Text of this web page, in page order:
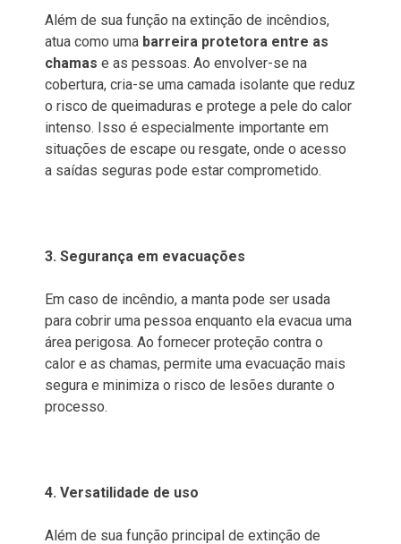
Além de sua função na extinção de incêndios,
atua como uma barreira protetora entre as
chamas e as pessoas. Ao envolver-se na
cobertura, cria-se uma camada isolante que reduz
o risco de queimaduras e protege a pele do calor
intenso. Isso é especialmente importante em
situações de escape ou resgate, onde o acesso
a saídas seguras pode estar comprometido.
3. Segurança em evacuações
Em caso de incêndio, a manta pode ser usada
para cobrir uma pessoa enquanto ela evacua uma
área perigosa. Ao fornecer proteção contra o
calor e as chamas, permite uma evacuação mais
segura e minimiza o risco de lesões durante o
processo.
4. Versatilidade de uso
Além de sua função principal de extinção de